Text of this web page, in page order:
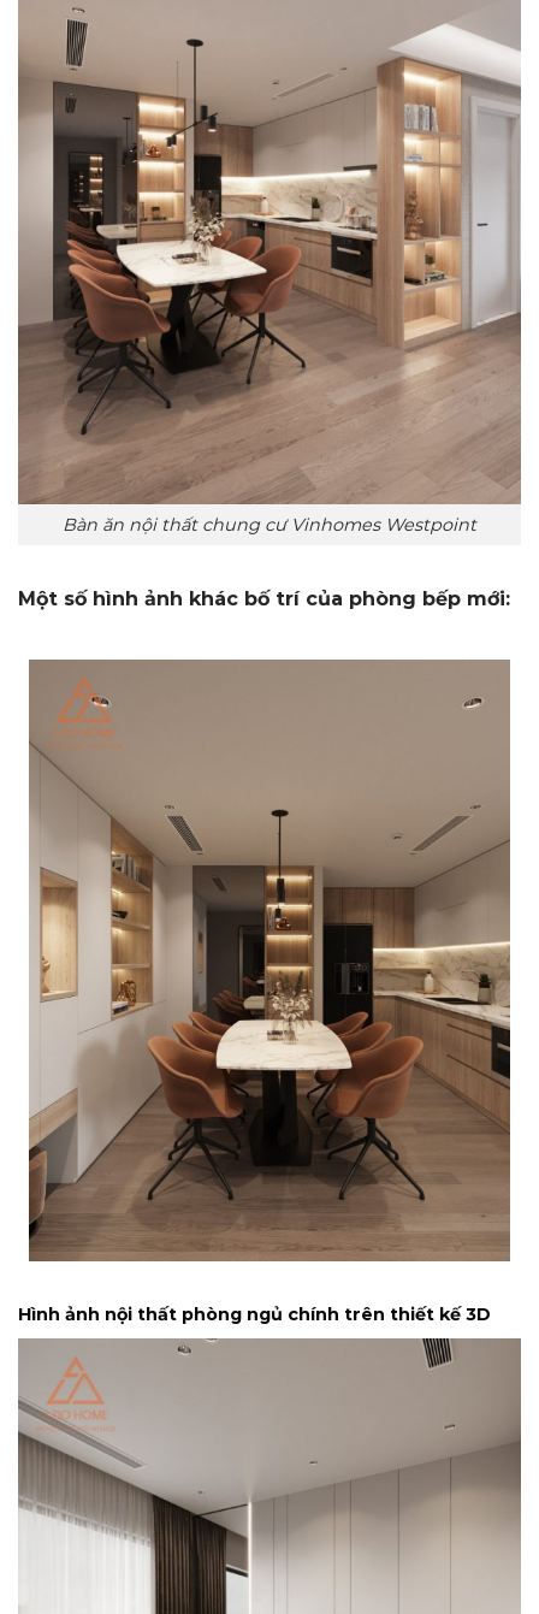
Bàn ăn nội thất chung cư Vinhomes Westpoint
Một số hình ảnh khác bố trí của phòng bếp mới:
Hình ảnh nội thất phòng ngủ chính trên thiết kế 3D